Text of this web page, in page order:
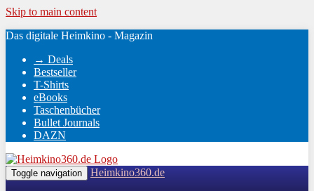
Skip to main content
Das digitale Heimkino - Magazin
→ Deals
Bestseller
T-Shirts
eBooks
Taschenbücher
Bullet Journals
DAZN
Toggle navigation Heimkino360.de